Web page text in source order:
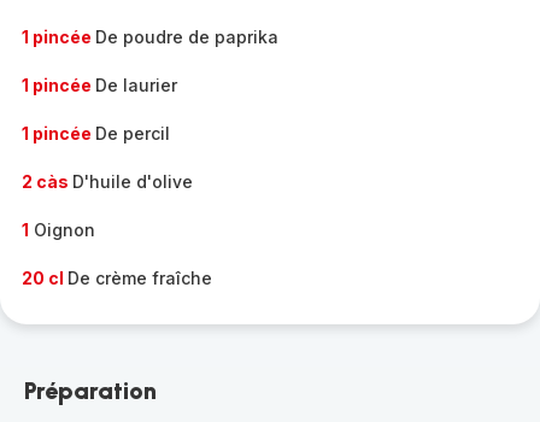
1 pincée De poudre de paprika
1 pincée De laurier
1 pincée De percil
2 càs D'huile d'olive
1 Oignon
20 cl De crème fraîche
Préparation